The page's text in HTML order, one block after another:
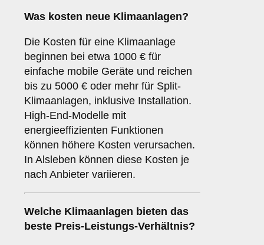
Was kosten neue Klimaanlagen?
Die Kosten für eine Klimaanlage
beginnen bei etwa 1000 € für
einfache mobile Geräte und reichen
bis zu 5000 € oder mehr für Split-
Klimaanlagen, inklusive Installation.
High-End-Modelle mit
energieeffizienten Funktionen
können höhere Kosten verursachen.
In Alsleben können diese Kosten je
nach Anbieter variieren.
Welche Klimaanlagen bieten das
beste Preis-Leistungs-Verhältnis?